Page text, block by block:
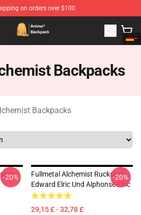
on orders over $100
- Official Anime Backpack Store
Backpacks
Backpacks
-20%
Fullmetal Alchemist Rucksack:
Edward Elric Und Alphonse Elric
29,15 £ - 32,78 £
-20%